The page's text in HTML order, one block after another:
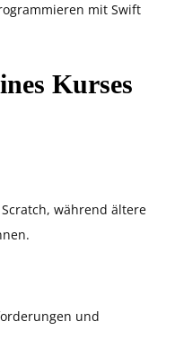
mit Swift
Kurses
während ältere
und